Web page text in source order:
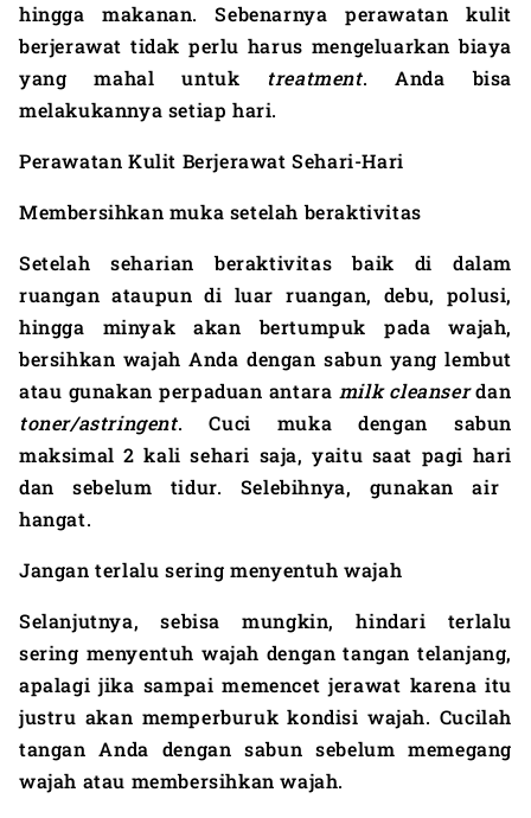
hingga makanan. Sebenarnya perawatan kulit
berjerawat tidak perlu harus mengeluarkan biaya
yang mahal untuk treatment. Anda bisa
melakukannya setiap hari.
Perawatan Kulit BerjerawatSehari-Hari
Membersihkan muka setelah beraktivitas
Setelah seharian beraktivitas baik di dalam
ruangan ataupun di luar ruangan, debu, polusi,
hingga minyak akan bertumpuk pada wajah,
bersihkan wajah Anda dengansabun yang lembut
atau gunakan perpaduan antara milk cleanserdan
toner/astringent. Cuci muka dengan sabun
maksimal 2 kali sehari saja, yaitu saat pagi hari
dan sebelum tidur. Selebihnya, gunakan air
hangat.
Jangan terlalu sering menyentuh wajah
Selanjutnya, sebisa mungkin, hindari terlalu
sering menyentuh wajah dengan tangan telanjang,
apalagi jika sampai memencet jerawat karena itu
justru akan memperburuk kondisi wajah. Cucilah
tangan Anda dengan sabunsebelum memegang
wajah atau membersihkan wajah.